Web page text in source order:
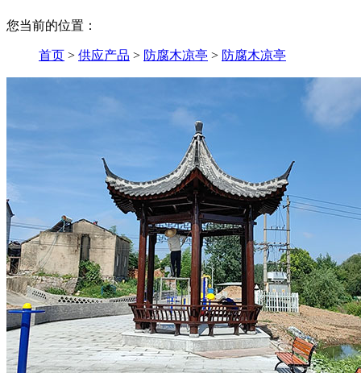
您当前的位置：
首页 > 供应产品 > 防腐木凉亭 > 防腐木凉亭